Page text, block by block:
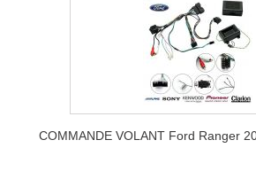
COMMANDE VOLANT Ford Ranger